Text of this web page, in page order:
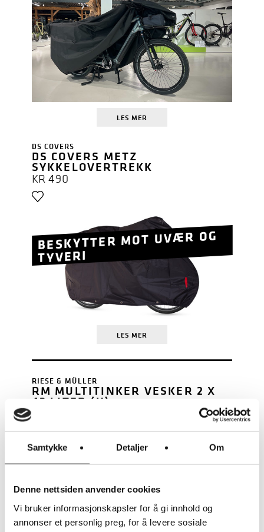
Samtykke Detaljer Om
Denne nettsiden anvender cookies
Vi bruker informasjonskapsler for å gi innhold og
annonser et personlig preg, for å levere sosiale
LES MER
BESKYTTER MOT UVÆR OG
TYVERI
DS COVERS
DS COVERS METZ
SYKKELOVERTREKK
KR490
LES MER
RIESE & MÜLLER
RM MULTITINKER VESKER 2 X
42 LITER (H)